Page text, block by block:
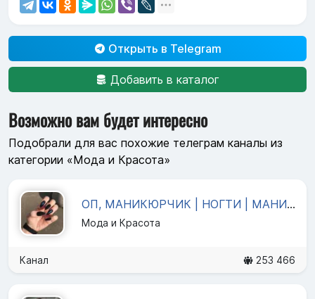
Открыть в Telegram
Добавить в каталог
Возможно вам будет интересно
Подобрали для вас похожие телеграм каналы из
категории «Мода и Красота»
ОП, МАНИКЮРЧИК | НОГТИ | МАНИКЮР
Мода и Красота
Канал 253 466